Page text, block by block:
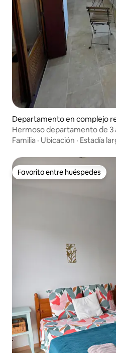
Departamento en complejo
t-Mandrier-sur-Mer
Hermoso departamento de 3
a 3 minutos de la playa, con
Familia · Ubicación · Estadía
Favorito entre huéspedes
Favorito entre huéspedes